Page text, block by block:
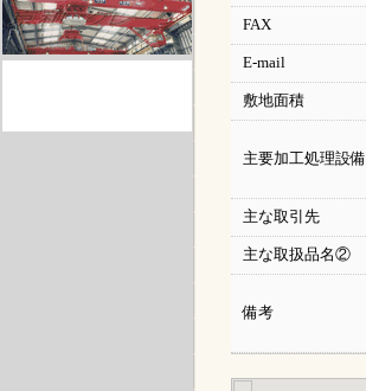
FAX
E-mail
敷地面積
主要加工処理設備
主な取引先
主な取扱品名②
備考